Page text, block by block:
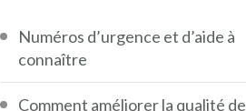
Numéros d’urgence et d’aide à
connaître
Comment améliorer la qualité de